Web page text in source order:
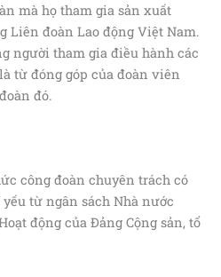
mà họ tham gia sản xuất
Liên đoàn Lao động Việt Nam.
người tham gia điều hành các
từ đóng góp của đoàn viên
đó.
công đoàn chuyên trách có
từ ngân sách Nhà nước
động của Đảng Cộng sản, tổ